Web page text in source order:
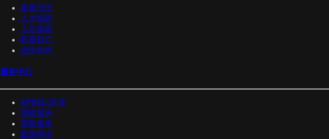
泰嘉理念
人才招聘
人在泰嘉
联系我们
合作伙伴
服务中心
API接口对接
揽收服务
保险服务
直营网点